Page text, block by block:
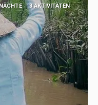
3 AKTIVITÄTEN